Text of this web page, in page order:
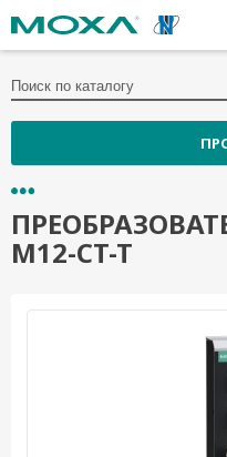
M12-CT-T